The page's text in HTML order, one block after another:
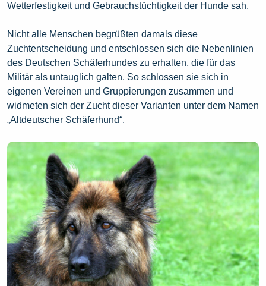
Wetterfestigkeit und Gebrauchstüchtigkeit der Hunde sah.
Nicht alle Menschen begrüßten damals diese
Zuchtentscheidung und entschlossen sich die Nebenlinien
des Deutschen Schäferhundes zu erhalten, die für das
Militär als untauglich galten. So schlossen sie sich in
eigenen Vereinen und Gruppierungen zusammen und
widmeten sich der Zucht dieser Varianten unter dem Namen
„Altdeutscher Schäferhund“.